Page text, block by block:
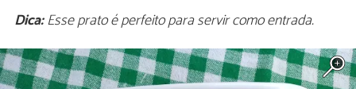
Dica:Esse prato é perfeito para servir como entrada.